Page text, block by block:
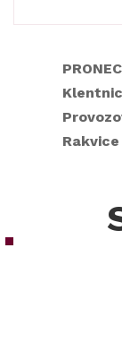
Rakvice